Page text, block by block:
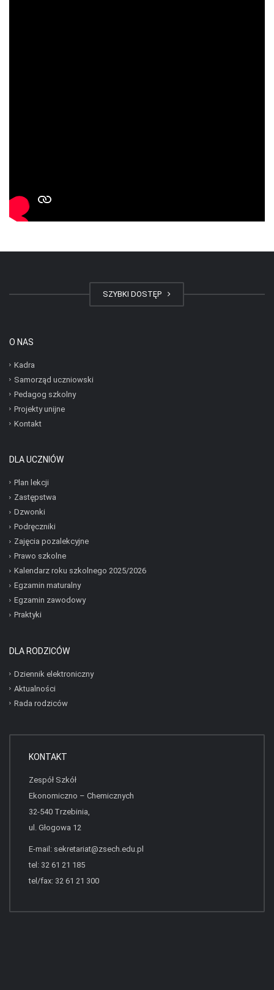
SZYBKI DOSTĘP
O NAS
Kadra
Samorząd uczniowski
Pedagog szkolny
Projekty unijne
Kontakt
DLA UCZNIÓW
Plan lekcji
Zastępstwa
Dzwonki
Podręczniki
Zajęcia pozalekcyjne
Prawo szkolne
Kalendarz roku szkolnego 2025/2026
Egzamin maturalny
Egzamin zawodowy
Praktyki
DLA RODZICÓW
Dziennik elektroniczny
Aktualności
Rada rodziców
KONTAKT
Zespół Szkół
Ekonomiczno – Chemicznych
32-540 Trzebinia,
ul. Głogowa 12
E-mail: sekretariat@zsech.edu.pl
tel: 32 61 21 185
tel/fax: 32 61 21 300